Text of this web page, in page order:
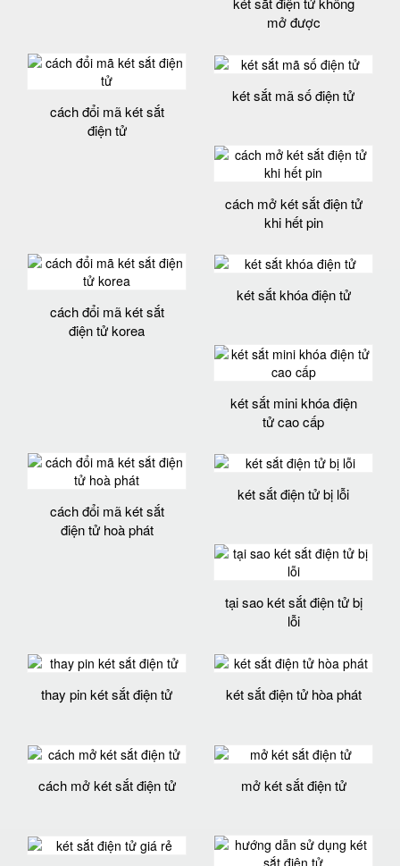
mở được
cách đổi mã két sắt
điện tử
két sắt mã số điện tử
cách mở két sắt điện tử
khi hết pin
cách đổi mã két sắt
điện tử korea
két sắt khóa điện tử
két sắt mini khóa điện
tử cao cấp
cách đổi mã két sắt
điện tử hoà phát
két sắt điện tử bị lỗi
tại sao két sắt điện tử bị
lỗi
thay pin két sắt điện tử két sắt điện tử hòa phát
cách mở két sắt điện tử mở két sắt điện tử